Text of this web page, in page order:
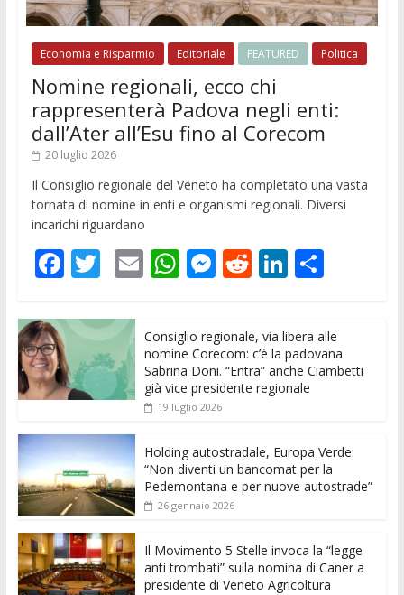
Economia e Risparmio Editoriale FEATURED Politica
Nomine regionali, ecco chi
rappresenterà Padova negli enti:
dall’Ater all’Esu fino al Corecom
20 luglio 2026
Il Consiglio regionale del Veneto ha completato una vasta
tornata di nomine in enti e organismi regionali. Diversi
incarichi riguardano
F
e
b
o
o
k
T
itt
er
E
l
W
at
s
A
p
M
e
n
g
R
di
t
Li
k
e
dI
C
n
di
vi
Consiglio regionale, via libera alle
nomine Corecom: c’è la padovana
Sabrina Doni. “Entra” anche Ciambetti
già vice presidente regionale
19 luglio 2026
Holding autostradale, Europa Verde:
“Non diventi un bancomat per la
Pedemontana e per nuove autostrade”
26 gennaio 2026
Il Movimento 5 Stelle invoca la “legge
anti trombati” sulla nomina di Caner a
presidente di Veneto Agricoltura